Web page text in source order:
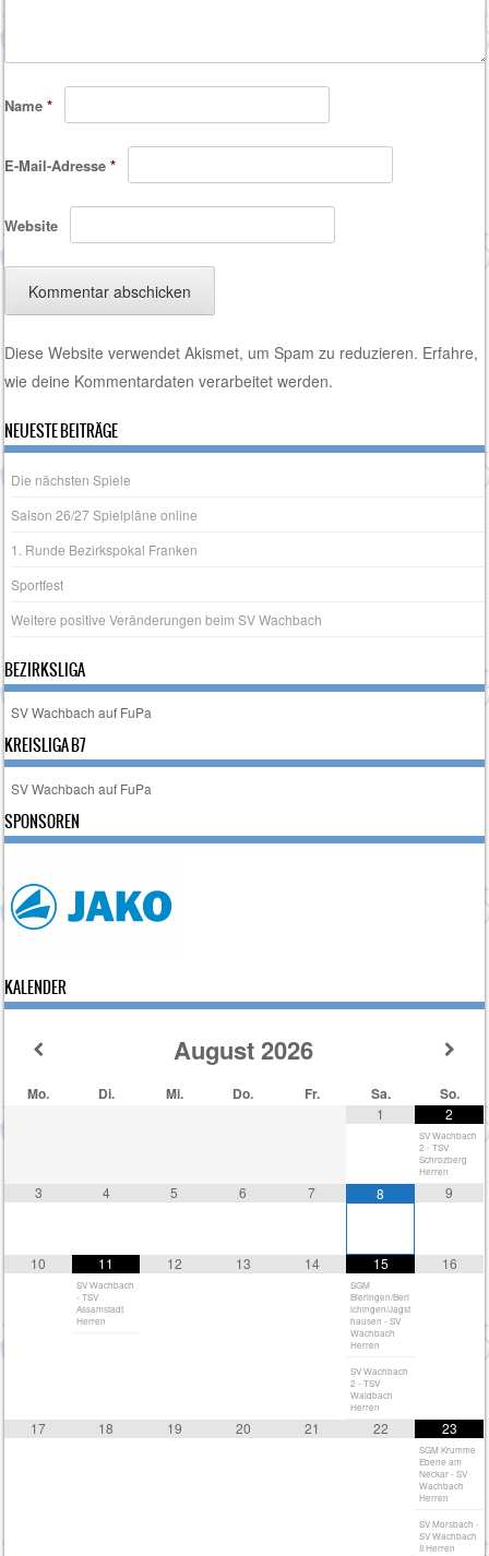
Name*
E-Mail-Adresse*
Website
Diese Website verwendet Akismet, um Spam zu reduzieren. Erfahre,
wie deine Kommentardaten verarbeitet werden.
NEUESTE BEITRÄGE
Die nächsten Spiele
Saison 26/27 Spielpläne online
1. Runde Bezirkspokal Franken
Sportfest
Weitere positive Veränderungen beim SV Wachbach
BEZIRKSLIGA
SV Wachbach auf FuPa
KREISLIGA B7
SV Wachbach auf FuPa
SPONSOREN
KALENDER
August 2026
Mo. Di. Mi. Do. Fr. Sa. So.
1 2
SV Wachbach
2 - TSV
Schrozberg
Herren
3 4 5 6 7 8 9
10 11
SV Wachbach
- TSV
Assamstadt
Herren
12 13 14 15
SGM
Bieringen/Berl
ichingen/Jagst
hausen - SV
Wachbach
Herren
SV Wachbach
2 - TSV
Waldbach
Herren
16
17 18 19 20 21 22 23
SGM Krumme
Ebene am
Neckar - SV
Wachbach
Herren
SV Morsbach -
SV Wachbach
II Herren